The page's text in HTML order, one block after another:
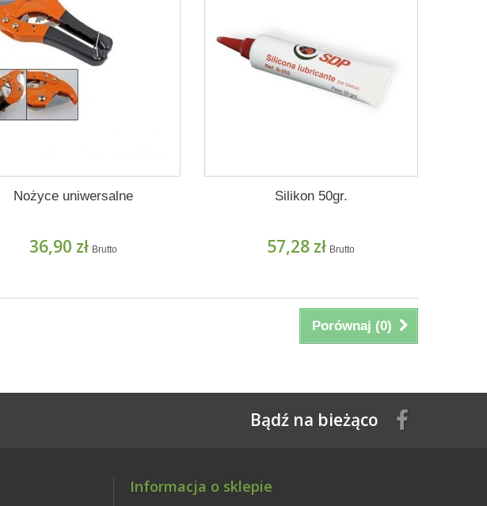
Nożyce uniwersalne
36,90 zł Brutto
Silikon 50gr.
57,28 zł Brutto
Porównaj (0)
Bądź na bieżąco
Informacja o sklepie